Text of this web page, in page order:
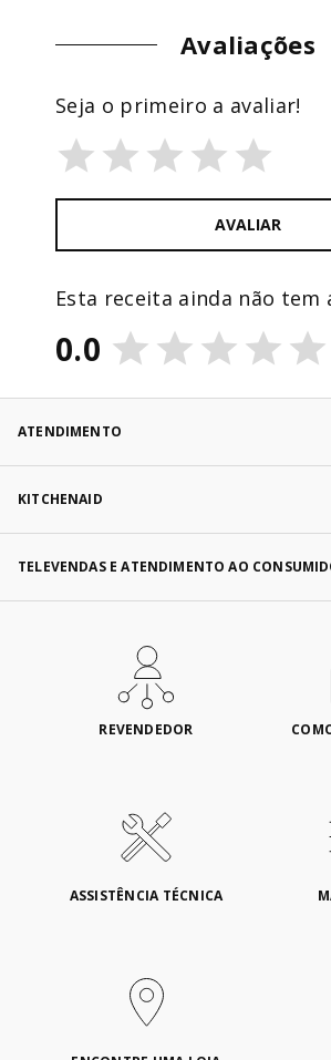
Avaliações
Esta receita ainda não tem
0.0
Seja o primeiro a avaliar!
AVALIAR
ATENDIMENTO
KITCHENAID
TELEVENDAS E ATENDIMENTO AO
REVENDEDOR
ASSISTÊNCIA TÉCNICA